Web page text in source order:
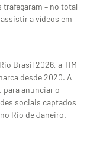
– no total
a vídeos em
Brasil 2026, a TIM
desde 2020. A
para anunciar o
sociais captados
Rio de Janeiro.